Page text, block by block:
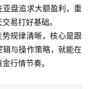
盘追求大额盈利，重
易打好基础。
规律清晰，核心是跟
与操作策略，就能在
行情节奏。